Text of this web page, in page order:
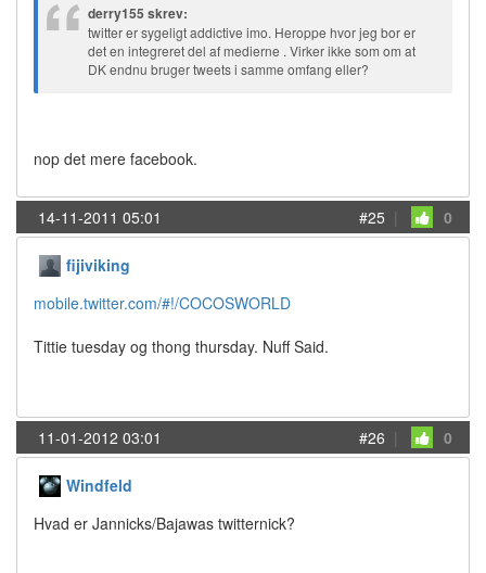
derry155 skrev:
twitter er sygeligt addictive imo. Heroppe hvor jeg bor er
det en integreret del af medierne . Virker ikke som om at
DK endnu bruger tweets i samme omfang eller?
nop det mere facebook.
14-11-2011 05:01 #25 | 0
fijiviking
mobile.twitter.com/#!/COCOSWORLD
Tittie tuesday og thong thursday. Nuff Said.
11-01-2012 03:01 #26 | 0
Windfeld
Hvad er Jannicks/Bajawas twitternick?